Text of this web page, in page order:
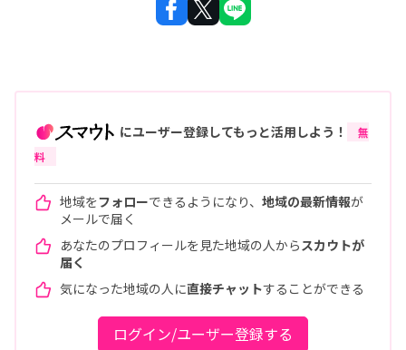
にユーザー登録してもっと活用しよう！
無
料
地域をフォローできるようになり、 地域の最新情報が
メールで届く
あなたのプロフィールを見た地域の人から スカウトが
届く
気になった地域の人に直接チャットすることができる
ログイン/ユーザー登録する